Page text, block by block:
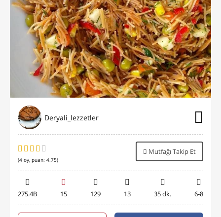
Deryali_lezzetler
(4 oy, puan: 4.75)
Mutfağı Takip Et
275.4B 15 129 13 35 dk. 6-8